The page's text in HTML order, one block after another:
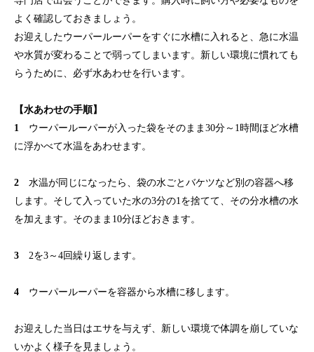
よく確認しておきましょう。
お迎えしたウーパールーパーをすぐに水槽に入れると、急に水温
や水質が変わることで弱ってしまいます。新しい環境に慣れても
らうために、必ず水あわせを行います。
【水あわせの手順】
1
ウーパールーパーが入った袋をそのまま30分～1時間ほど水槽
に浮かべて水温をあわせます。
2 水温が同じになったら、袋の水ごとバケツなど別の容器へ移
します。そして入っていた水の3分の1を捨てて、その分水槽の水
を加えます。そのまま10分ほどおきます。
3 2を3～4回繰り返します。
4 ウーパールーパーを容器から水槽に移します。
お迎えした当日はエサを与えず、新しい環境で体調を崩していな
いかよく様子を見ましょう。